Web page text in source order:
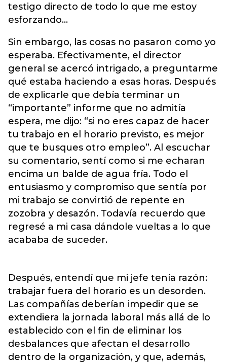
testigo directo de todo lo que me estoy
esforzando…
Sin embargo, las cosas no pasaron como yo
esperaba. Efectivamente, el director
general se acercó intrigado, a preguntarme
qué estaba haciendo a esas horas. Después
de explicarle que debía terminar un
“importante” informe que no admitía
espera, me dijo: “si no eres capaz de hacer
tu trabajo en el horario previsto, es mejor
que te busques otro empleo”. Al escuchar
su comentario, sentí como si me echaran
encima un balde de agua fría. Todo el
entusiasmo y compromiso que sentía por
mi trabajo se convirtió de repente en
zozobra y desazón. Todavía recuerdo que
regresé a mi casa dándole vueltas a lo que
acababa de suceder.
Después, entendí que mi jefe tenía razón:
trabajar fuera del horario es un desorden.
Las compañías deberían impedir que se
extendiera la jornada laboral más allá de lo
establecido con el fin de eliminar los
desbalances que afectan el desarrollo
dentro de la organización, y que, además,